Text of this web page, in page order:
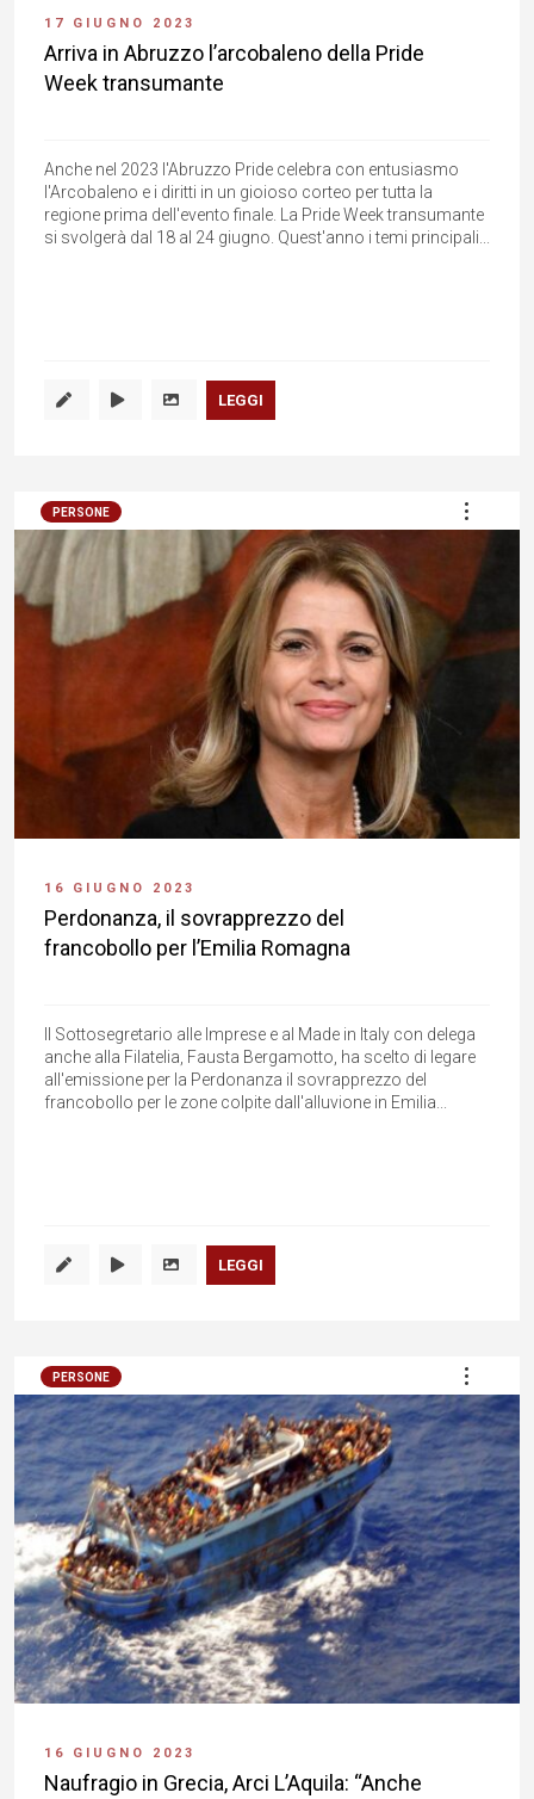
17 GIUGNO 2023
Arriva in Abruzzo l’arcobaleno della Pride
Week transumante
Anche nel 2023 l'Abruzzo Pride celebra con entusiasmo
l'Arcobaleno e i diritti in un gioioso corteo per tutta la
regione prima dell'evento finale. La Pride Week transumante
si svolgerà dal 18 al 24 giugno. Quest'anno i temi principali...
LEGGI
PERSONE
16 GIUGNO 2023
Perdonanza, il sovrapprezzo del
francobollo per l’Emilia Romagna
Il Sottosegretario alle Imprese e al Made in Italy con delega
anche alla Filatelia, Fausta Bergamotto, ha scelto di legare
all'emissione per la Perdonanza il sovrapprezzo del
francobollo per le zone colpite dall'alluvione in Emilia...
LEGGI
PERSONE
16 GIUGNO 2023
Naufragio in Grecia, Arci L’Aquila: “Anche